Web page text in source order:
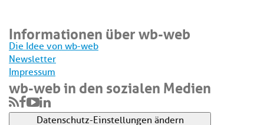
Informationen über wb-web
Die Idee von wb-web
Newsletter
Impressum
wb-web in den sozialen Medien
Datenschutz-Einstellungen ändern